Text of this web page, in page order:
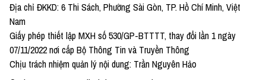
Địa chỉ ĐKKD: 6 Thi Sách, Phường Sài Gòn, TP. Hồ Chí Minh, Việt
Nam
Giấy phép thiết lập MXH số 530/GP-BTTTT, thay đổi lần 1 ngày
07/11/2022 nơi cấp Bộ Thông Tin và Truyền Thông
Chịu trách nhiệm quản lý nội dung: Trần Nguyên Hảo